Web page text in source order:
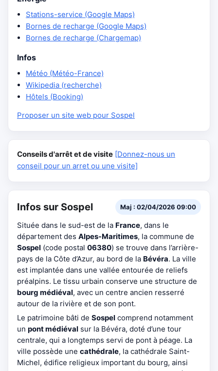
Stations-service (Google Maps)
Bornes de recharge (Google Maps)
Bornes de recharge (Chargemap)
Infos
Météo (Météo-France)
Wikipedia (recherche)
Hôtels (Booking)
Proposer un site web pour Sospel
Conseils d'arrêt et de visite [Donnez-nous un
conseil pour un arret ou une visite]
Infos sur Sospel Maj : 02/04/2026 09:00
Située dans le sud-est de la France, dans le
département des Alpes-Maritimes, la commune de
Sospel (code postal 06380) se trouve dans l’arrière-
pays de la Côte d’Azur, au bord de la Bévéra. La ville
est implantée dans une vallée entourée de reliefs
préalpins. Le tissu urbain conserve une structure de
bourg médiéval, avec un centre ancien resserré
autour de la rivière et de son pont.
Le patrimoine bâti de Sospel comprend notamment
un pont médiéval sur la Bévéra, doté d’une tour
centrale, qui a longtemps servi de pont à péage. La
ville possède une cathédrale, la cathédrale Saint-
Michel, édifice religieux important du bourg, ainsi